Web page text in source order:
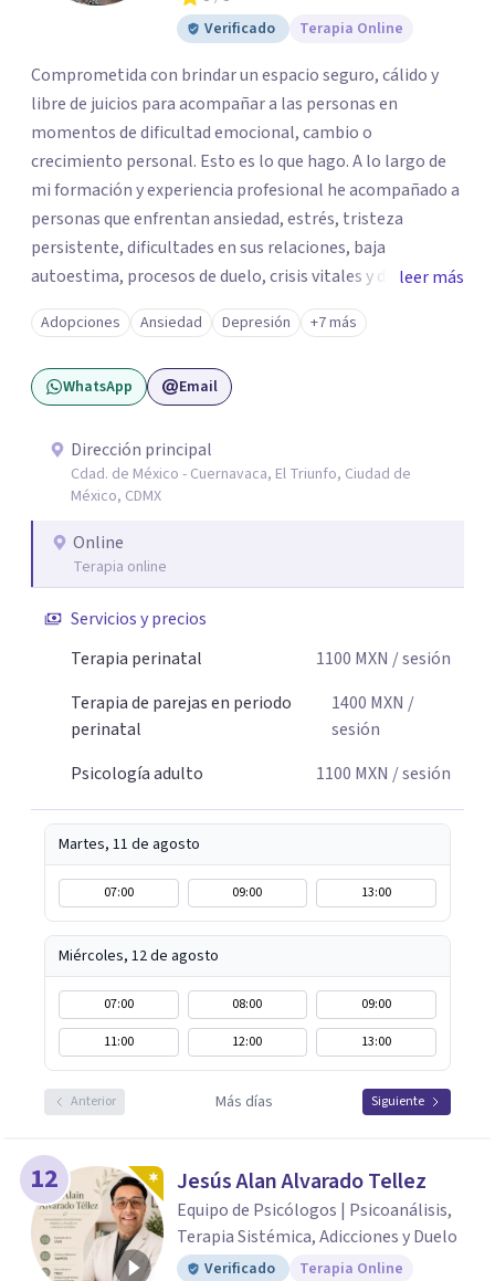
Verificado
Terapia Online
Comprometida con brindar un espacio seguro, cálido y
libre de juicios para acompañar a las personas en
momentos de dificultad emocional, cambio o
crecimiento personal. Esto es lo que hago. A lo largo de
mi formación y experiencia profesional he acompañado a
personas que enfrentan ansiedad, estrés, tristeza
persistente, dificultades en sus relaciones, baja
autoestima, procesos de duelo, crisis vitales y desafíos
relacionados con la adaptación a nuevas etapas de la vida.
Mi enfoque se basa en la escucha empática, el respeto por
la historia de cada persona y el trabajo conjunto para
desarrollar herramientas que favorezcan el bienestar
que buscar ayuda psicológica es un acto de valentía y
autocuidado. Mi objetivo es acompañarte para que puedas
comprender mejor lo que estás viviendo, fortalecer tus
recursos personales y construir una vida más plena y
congruente con tus necesidades y valores.
leer más
Adopciones Ansiedad Depresión +7 más
WhatsApp Email
Dirección principal
Cdad. de México - Cuernavaca, El Triunfo, Ciudad de
México, CDMX
Online
Terapia online
Servicios y precios
Terapia perinatal
1100 MXN / sesión
Terapia de parejas en periodo
perinatal
1400 MXN /
sesión
Psicología adulto
1100 MXN / sesión
Martes, 11 de agosto
07:00 09:00 13:00
Miércoles, 12 de agosto
07:00 08:00
09:00
11:00
12:00 13:00
Anterior Más días Siguiente
12 Jesús Alan Alvarado Tellez
Equipo de Psicólogos | Psicoanálisis,
Terapia Sistémica, Adicciones y Duelo
Verificado Terapia Online